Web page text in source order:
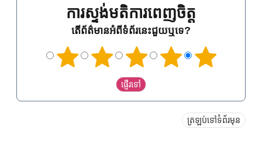
ការស្ទង់មតិការពេញចិត្ត
តើព័ត៌មានអំពីទំព័រនេះជួយឬទេ?
ត្រឡប់ទៅទំព័រមុន